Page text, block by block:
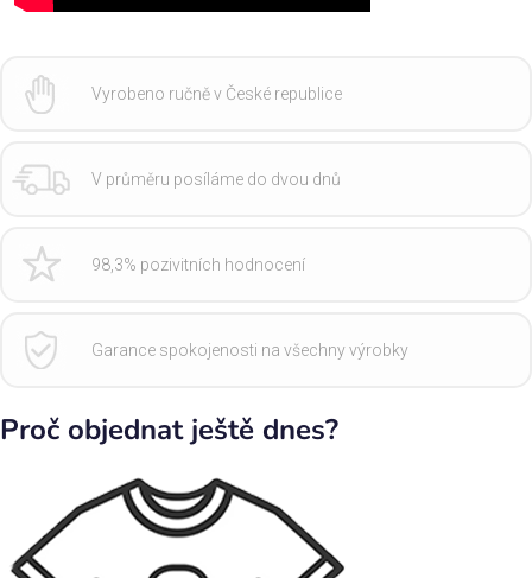
Vyrobeno ručně v České republice
V průměru posíláme do dvou dnů
98,3% pozivitních hodnocení
Garance spokojenosti na všechny výrobky
Proč objednat ještě dnes?